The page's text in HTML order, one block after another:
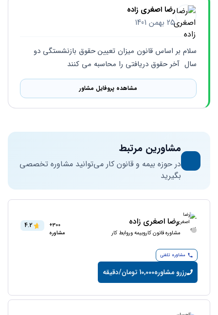
رضا اصغری زاده
25 بهمن 1401
سال  آخر حقوق دریافتی را محاسبه می کنند
مشاهده پروفایل مشاور
مشاورین مرتبط
در حوزه بیمه و قانون کار می‌توانید مشاوره تخصصی
بگیرید
رضا اصغری زاده
مشاوره قانون کاروبیمه وروابط کار
300+
مشاوره
4.2
مشاوره تلفنی
رزرو مشاوره10,000 تومان/دقیقه